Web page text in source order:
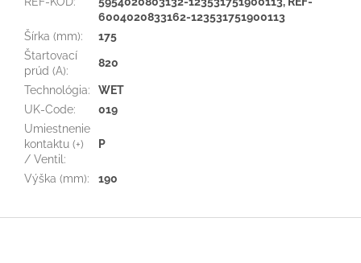
6004020833162-123531751900113
Šírka (mm):
175
Štartovací
prúd (A):
820
Technológia:
WET
UK-Code:
019
Umiestnenie
kontaktu (+)
/ Ventil :
P
Výška (mm): 190
Z